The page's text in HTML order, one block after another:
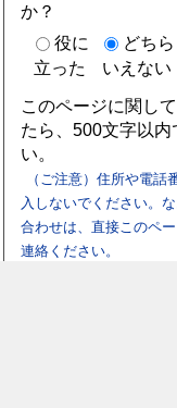
か？
役に
立った
どち
いえない
このページに関し
たら、500文字以内
い。
（ご注意）住所や電
入しないでください。
合わせは、直接このペ
連絡ください。